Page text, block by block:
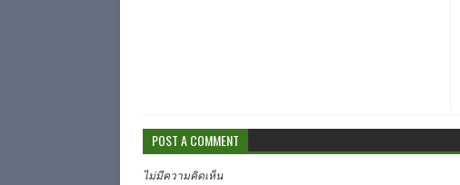
POST A COMMENT
ไม่มีความคิดเห็น